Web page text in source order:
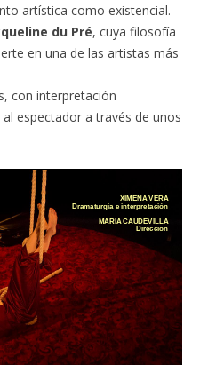
artística como existencial.
du Pré, cuya filosofía
en una de las artistas más
con interpretación
espectador a través de unos